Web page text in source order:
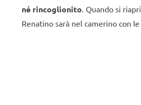
né rincoglionito. Quando si
Renatino sarà nel camerino con